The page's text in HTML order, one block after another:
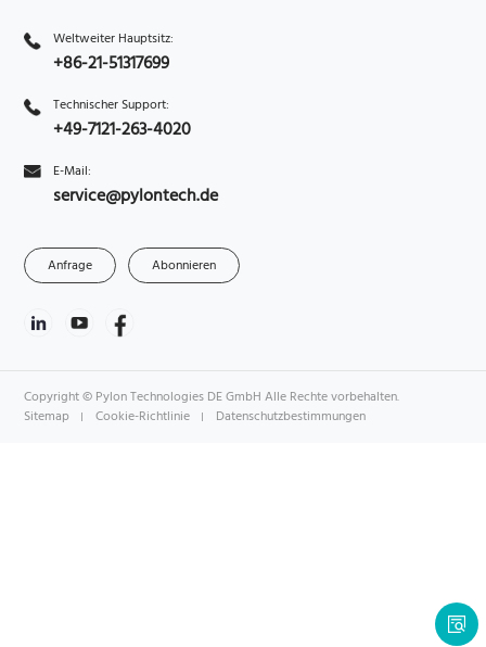
Weltweiter Hauptsitz:
+86-21-51317699
Technischer Support:
+49-7121-263-4020
E-Mail:
service@pylontech.de
Anfrage Abonnieren
Copyright © Pylon Technologies DE GmbH Alle Rechte vorbehalten.
Sitemap
Cookie-Richtlinie Datenschutzbestimmungen